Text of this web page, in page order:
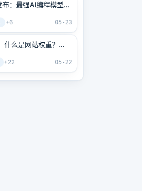
：最强AI编程模型
+6 05-23
什么是网站权重？
易）
+22 05-22